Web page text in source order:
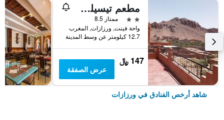
مطعم تيسيلي أوبيرج، واحة فينت
2 نجمتين
ممتاز 8.5
واحة فينت, ورزازات, المغرب
12.7 كيلومتر عن وسط المدينة
147 ﷼
عرض الصفقة
شاهد أرخص الفنادق في ورزازات